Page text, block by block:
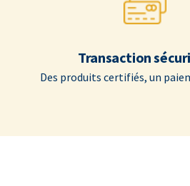
Transaction
Des produits certifiés, un